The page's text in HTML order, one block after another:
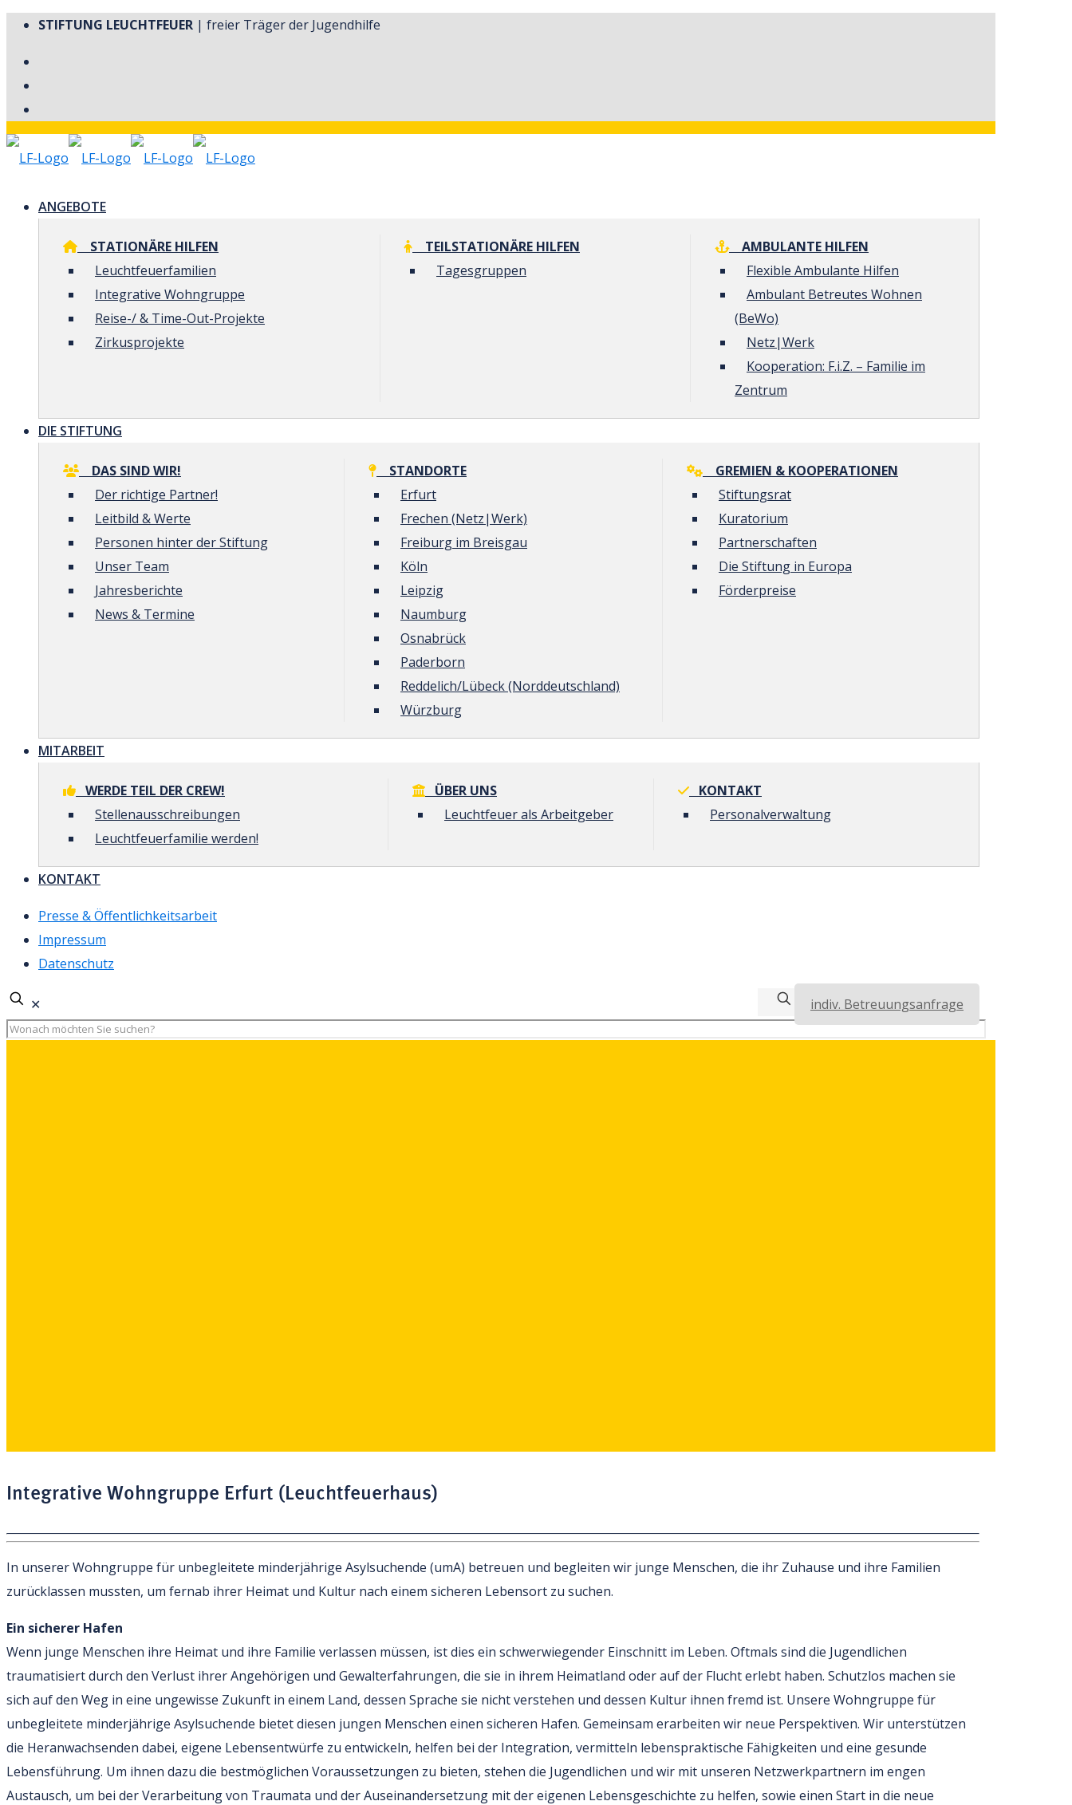
STIFTUNG LEUCHTFEUER | freier Träger der Jugendhilfe
ANGEBOTE
STATIONÄRE HILFEN
Leuchtfeuerfamilien
Integrative Wohngruppe
Reise-/ & Time-Out-Projekte
Zirkusprojekte
TEILSTATIONÄRE HILFEN
Tagesgruppen
AMBULANTE HILFEN
Flexible Ambulante Hilfen
Ambulant Betreutes Wohnen
(BeWo)
Netz|Werk
Kooperation: F.i.Z. – Familie im
Zentrum
DIE STIFTUNG
DAS SIND WIR!
Der richtige Partner!
Leitbild & Werte
Personen hinter der Stiftung
Unser Team
Jahresberichte
News & Termine
STANDORTE
Erfurt
Frechen (Netz|Werk)
Freiburg im Breisgau
Köln
Leipzig
Naumburg
Osnabrück
Paderborn
Reddelich/Lübeck (Norddeutschland)
Würzburg
GREMIEN & KOOPERATIONEN
Stiftungsrat
Kuratorium
Partnerschaften
Die Stiftung in Europa
Förderpreise
MITARBEIT
WERDE TEIL DER CREW!
Stellenausschreibungen
Leuchtfeuerfamilie werden!
ÜBER UNS
Leuchtfeuer als Arbeitgeber
KONTAKT
Personalverwaltung
KONTAKT
Presse & Öffentlichkeitsarbeit
Impressum
Datenschutz
indiv. Betreuungsanfrage
✕
Integrative Wohngruppe Erfurt (Leuchtfeuerhaus)
In unserer Wohngruppe für unbegleitete minderjährige Asylsuchende (umA) betreuen und begleiten wir junge Menschen, die ihr Zuhause und ihre Familien
zurücklassen mussten, um fernab ihrer Heimat und Kultur nach einem sicheren Lebensort zu suchen.
Ein sicherer Hafen
Wenn junge Menschen ihre Heimat und ihre Familie verlassen müssen, ist dies ein schwerwiegender Einschnitt im Leben. Oftmals sind die Jugendlichen
traumatisiert durch den Verlust ihrer Angehörigen und Gewalterfahrungen, die sie in ihrem Heimatland oder auf der Flucht erlebt haben. Schutzlos machen sie
sich auf den Weg in eine ungewisse Zukunft in einem Land, dessen Sprache sie nicht verstehen und dessen Kultur ihnen fremd ist. Unsere Wohngruppe für
unbegleitete minderjährige Asylsuchende bietet diesen jungen Menschen einen sicheren Hafen. Gemeinsam erarbeiten wir neue Perspektiven. Wir unterstützen
die Heranwachsenden dabei, eigene Lebensentwürfe zu entwickeln, helfen bei der Integration, vermitteln lebenspraktische Fähigkeiten und eine gesunde
Lebensführung. Um ihnen dazu die bestmöglichen Voraussetzungen zu bieten, stehen die Jugendlichen und wir mit unseren Netzwerkpartnern im engen
Austausch, um bei der Verarbeitung von Traumata und der Auseinandersetzung mit der eigenen Lebensgeschichte zu helfen, sowie einen Start in die neue